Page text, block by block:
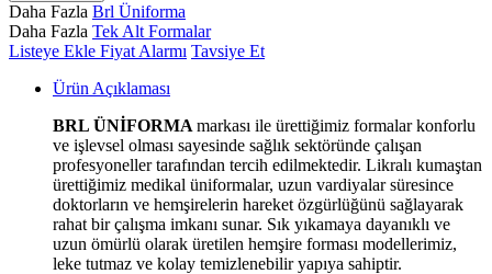
Daha Fazla Brl Üniforma
Daha Fazla Tek Alt Formalar
Listeye Ekle Fiyat Alarmı Tavsiye Et
Ürün Açıklaması
BRL ÜNİFORMA markası ile ürettiğimiz formalar konforlu
ve işlevsel olması sayesinde sağlık sektöründe çalışan
profesyoneller tarafından tercih edilmektedir. Likralı kumaştan
ürettiğimiz medikal üniformalar, uzun vardiyalar süresince
doktorların ve hemşirelerin hareket özgürlüğünü sağlayarak
rahat bir çalışma imkanı sunar. Sık yıkamaya dayanıklı ve
uzun ömürlü olarak üretilen hemşire forması modellerimiz,
leke tutmaz ve kolay temizlenebilir yapıya sahiptir.